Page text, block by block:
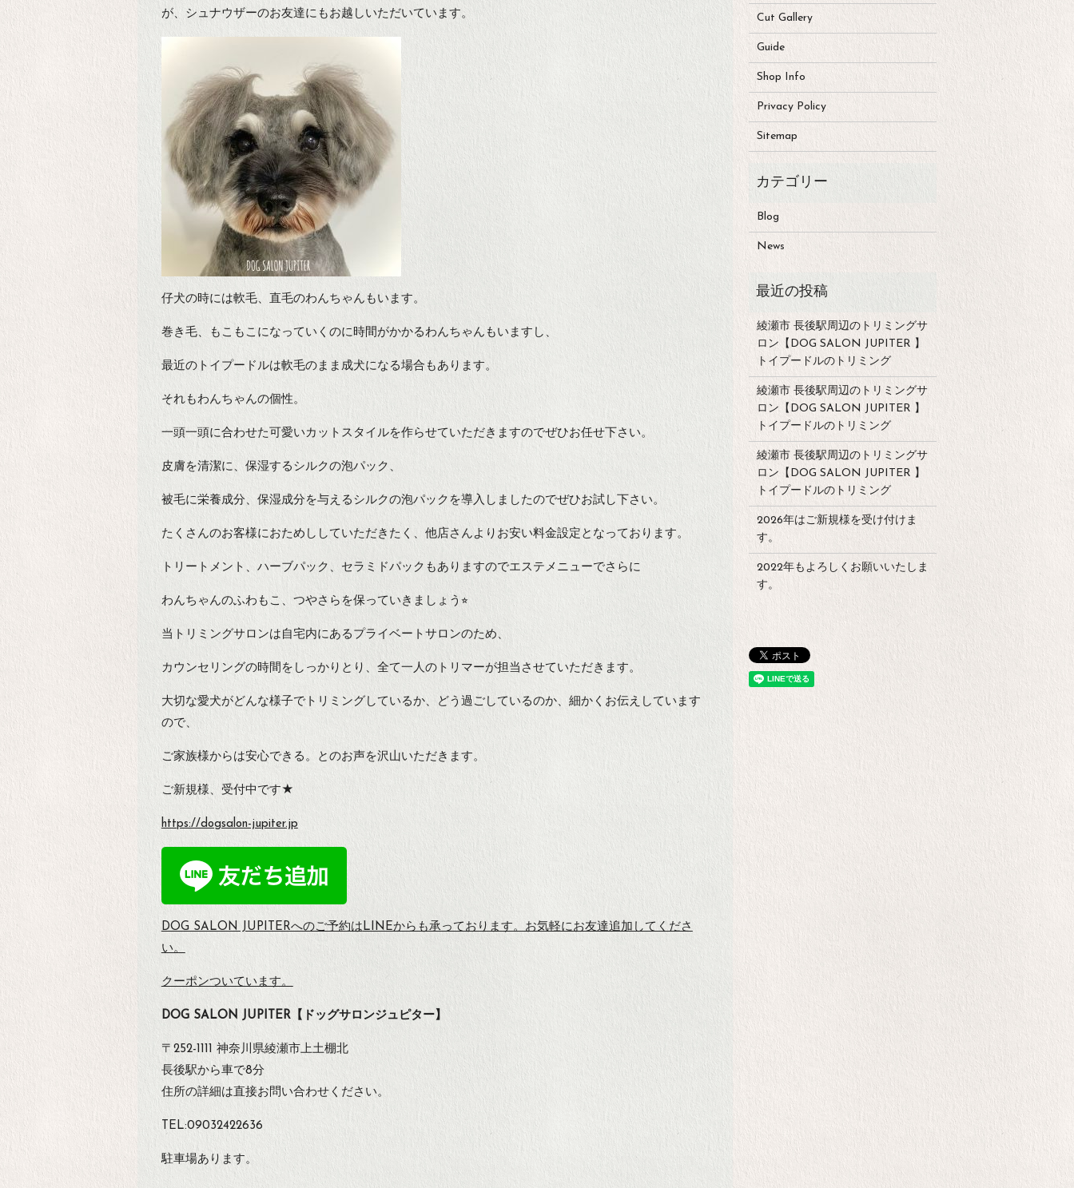
が、シュナウザーのお友達にもお越しいただいています。
仔犬の時には軟毛、直毛のわんちゃんもいます。
巻き毛、もこもこになっていくのに時間がかかるわんちゃんもいますし、
最近のトイプードルは軟毛のまま成犬になる場合もあります。
それもわんちゃんの個性。
一頭一頭に合わせた可愛いカットスタイルを作らせていただきますのでぜひお任せ下さい。
皮膚を清潔に、保湿するシルクの泡パック、
被毛に栄養成分、保湿成分を与えるシルクの泡パックを導入しましたのでぜひお試し下さい。
たくさんのお客様におためししていただきたく、他店さんよりお安い料金設定となっております。
トリートメント、ハーブパック、セラミドパックもありますのでエステメニューでさらに
わんちゃんのふわもこ、つやさらを保っていきましょう⭐︎
当トリミングサロンは自宅内にあるプライベートサロンのため、
カウンセリングの時間をしっかりとり、全て一人のトリマーが担当させていただきます。
大切な愛犬がどんな様子でトリミングしているか、どう過ごしているのか、細かくお伝えしています
ので、
ご家族様からは安心できる。とのお声を沢山いただきます。
ご新規様、受付中です★
https://dogsalon-jupiter.jp
DOG SALON JUPITERへのご予約は LINEからも承っております。お気軽にお友達追加してくださ
い。
クーポンついています。
DOG SALON JUPITER【ドッグサロンジュピター】
〒252-1111 神奈川県綾瀬市上土棚北
長後駅から車で8分
住所の詳細は直接お問い合わせください。
TEL:09032422636
駐車場あります。
Cut Gallery
Guide
Shop Info
Privacy Policy
Sitemap
Blog
News
綾瀬市 長後駅周辺のトリミングサ
ロン【DOG SALON JUPITER 】
トイプードルのトリミング
綾瀬市 長後駅周辺のトリミングサ
ロン【DOG SALON JUPITER 】
トイプードルのトリミング
綾瀬市 長後駅周辺のトリミングサ
ロン【DOG SALON JUPITER 】
トイプードルのトリミング
2026年はご新規様を受け付けま
す。
2022年もよろしくお願いいたしま
す。